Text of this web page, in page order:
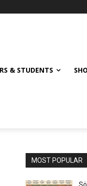
& STUDENTS
MOST POPULAR